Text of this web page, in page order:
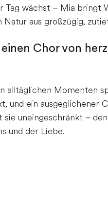
Tag wächst – Mia bringt
Natur aus großzügig,
Chor von
alltäglichen Momenten
und ein ausgeglichener
uneingeschränkt –
und der Liebe.